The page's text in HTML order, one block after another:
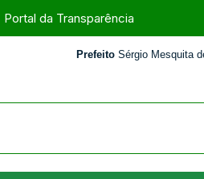
Portal da Transparência
Prefeito Sérgio Mesquita